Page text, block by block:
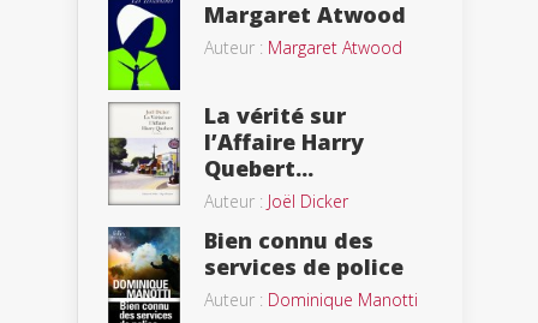
Margaret Atwood
Auteur : Margaret Atwood
La vérité sur
l’Affaire Harry
Quebert...
Auteur : Joël Dicker
Bien connu des
services de police
Auteur : Dominique Manotti